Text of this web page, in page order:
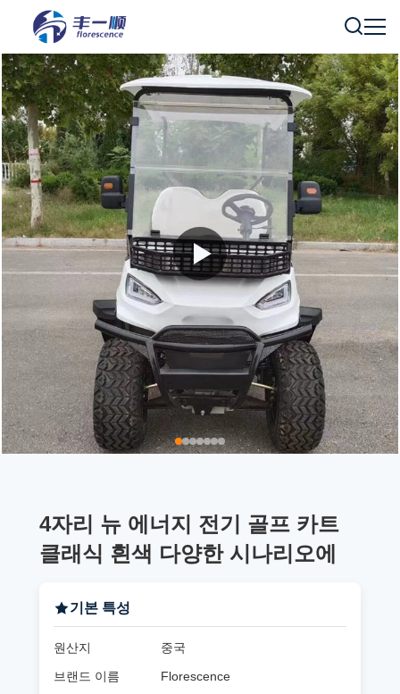
4자리 뉴 에너지 전기 골프 카트
클래식 흰색 다양한 시나리오에
기본 특성
원산지
중국
브랜드 이름
Florescence